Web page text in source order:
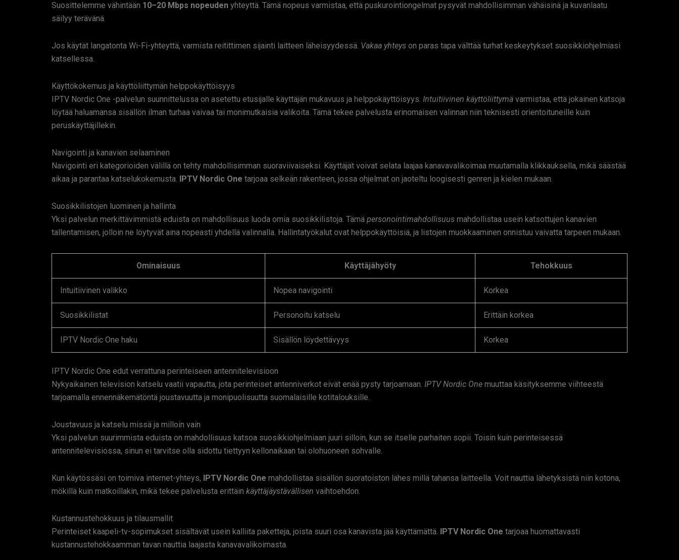
Suosittelemme vähintään 10–20 Mbps nopeuden yhteyttä. Tämä nopeus varmistaa, että puskurointiongelmat pysyvät mahdollisimman vähäisinä ja kuvanlaatu
säilyy terävänä.
Jos käytät langatonta Wi-Fi-yhteyttä, varmista reitittimen sijainti laitteen läheisyydessä. Vakaa yhteys on paras tapa välttää turhat keskeytykset suosikkiohjelmiasi
katsellessa.
Käyttökokemus ja käyttöliittymän helppokäyttöisyys
IPTV Nordic One -palvelun suunnittelussa on asetettu etusijalle käyttäjän mukavuus ja helppokäyttöisyys. Intuitiivinen käyttöliittymä varmistaa, että jokainen katsoja
löytää haluamansa sisällön ilman turhaa vaivaa tai monimutkaisia valikoita. Tämä tekee palvelusta erinomaisen valinnan niin teknisesti orientoituneille kuin
peruskäyttäjillekin.
Navigointi ja kanavien selaaminen
Navigointi eri kategorioiden välillä on tehty mahdollisimman suoraviivaiseksi. Käyttäjät voivat selata laajaa kanavavalikoimaa muutamalla klikkauksella, mikä säästää
aikaa ja parantaa katselukokemusta. IPTV Nordic One tarjoaa selkeän rakenteen, jossa ohjelmat on jaoteltu loogisesti genren ja kielen mukaan.
Suosikkilistojen luominen ja hallinta
Yksi palvelun merkittävimmistä eduista on mahdollisuus luoda omia suosikkilistoja. Tämä personointimahdollisuus mahdollistaa usein katsottujen kanavien
tallentamisen, jolloin ne löytyvät aina nopeasti yhdellä valinnalla. Hallintatyökalut ovat helppokäyttöisiä, ja listojen muokkaaminen onnistuu vaivatta tarpeen mukaan.
Ominaisuus Käyttäjähyöty Tehokkuus
Intuitiivinen valikko Nopea navigointi Korkea
Suosikkilistat Personoitu katselu Erittäin korkea
IPTV Nordic One haku Sisällön löydettävyys Korkea
IPTV Nordic One edut verrattuna perinteiseen antennitelevisioon
Nykyaikainen television katselu vaatii vapautta, jota perinteiset antenniverkot eivät enää pysty tarjoamaan. IPTV Nordic One muuttaa käsityksemme viihteestä
tarjoamalla ennennäkemätöntä joustavuutta ja monipuolisuutta suomalaisille kotitalouksille.
Joustavuus ja katselu missä ja milloin vain
Yksi palvelun suurimmista eduista on mahdollisuus katsoa suosikkiohjelmiaan juuri silloin, kun se itselle parhaiten sopii. Toisin kuin perinteisessä
antennitelevisiossa, sinun ei tarvitse olla sidottu tiettyyn kellonaikaan tai olohuoneen sohvalle.
Kun käytössäsi on toimiva internet-yhteys, IPTV Nordic One mahdollistaa sisällön suoratoiston lähes millä tahansa laitteella. Voit nauttia lähetyksistä niin kotona,
mökillä kuin matkoillakin, mikä tekee palvelusta erittäin käyttäjäystävällisen vaihtoehdon.
Kustannustehokkuus ja tilausmallit
Perinteiset kaapeli-tv-sopimukset sisältävät usein kalliita paketteja, joista suuri osa kanavista jää käyttämättä. IPTV Nordic One tarjoaa huomattavasti
kustannustehokkaamman tavan nauttia laajasta kanavavalikoimasta.